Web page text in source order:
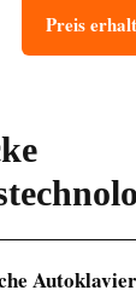
Preis